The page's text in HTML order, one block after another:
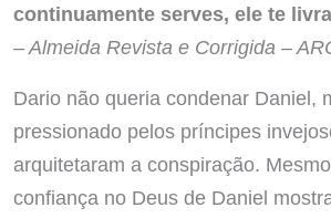
continuamente serves, ele te
– Almeida Revista e Corrigida –
Dario não queria condenar Daniel,
pressionado pelos príncipes
arquitetaram a conspiração.
confiança no Deus de Daniel